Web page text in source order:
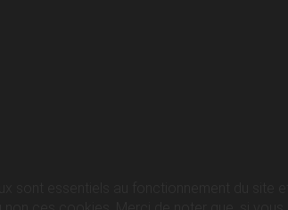
sont essentiels au fonctionnement du site